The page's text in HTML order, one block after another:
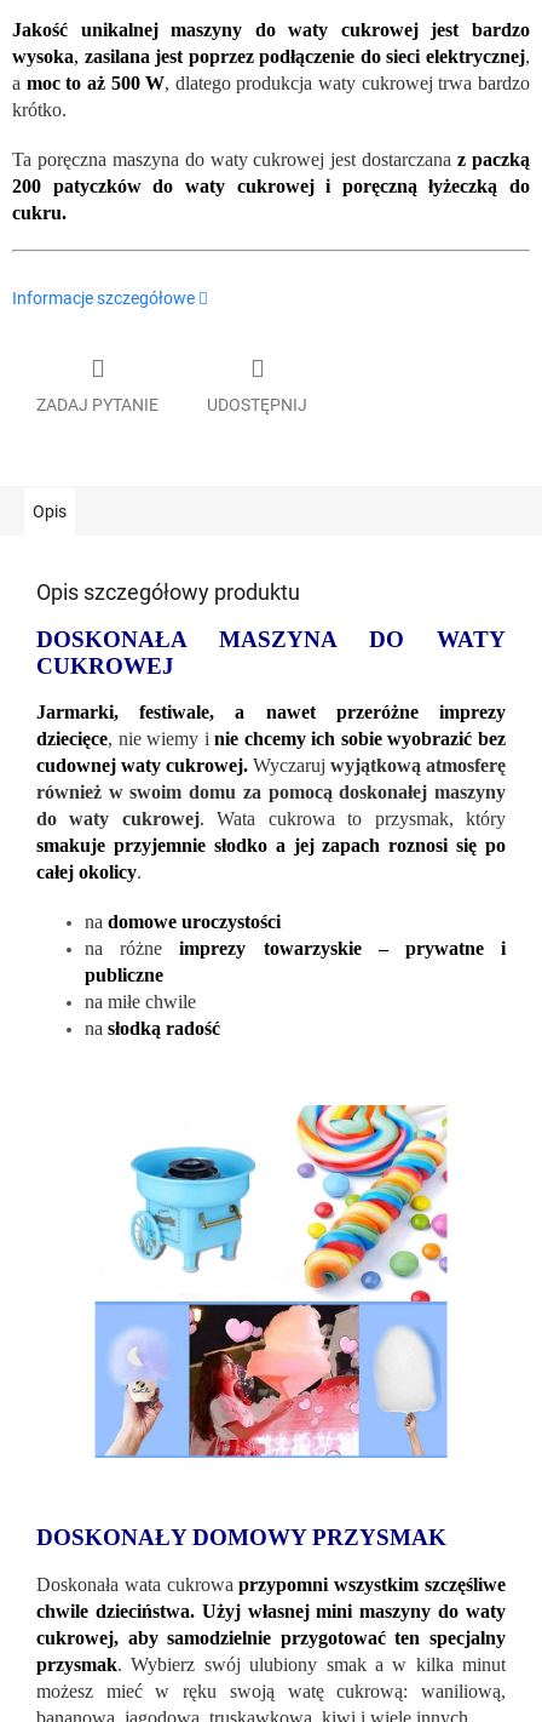
Jakość unikalnej maszyny do waty cukrowej jest bardzo
wysoka, zasilana jest poprzez podłączenie do sieci elektrycznej,
a moc to aż 500 W, dlatego produkcja waty cukrowej trwa bardzo
krótko.
Ta poręczna maszyna do waty cukrowej jest dostarczana z paczką
200 patyczków do waty cukrowej i poręczną łyżeczką do
cukru.
Informacje szczegółowe
ZADAJ PYTANIE UDOSTĘPNIJ
Opis
Opis szczegółowy produktu
DOSKONAŁA MASZYNA DO WATY
CUKROWEJ
Jarmarki, festiwale, a nawet przeróżne imprezy
dziecięce, nie wiemy inie chcemy ich sobie wyobrazić bez
cudownej waty cukrowej. Wyczaruj wyjątkową atmosferę
również w swoim domu za pomocą doskonałej maszyny
do waty cukrowej. Wata cukrowa to przysmak, który
smakuje przyjemnie słodko a jej zapach roznosi się po
całej okolicy.
na domowe uroczystości
na różneimprezy towarzyskie – prywatne i
publiczne
na miłe chwile
na słodką radość
DOSKONAŁY DOMOWY PRZYSMAK
Doskonała wata cukrowaprzypomni wszystkim szczęśliwe
chwile dzieciństwa. Użyj własnej mini maszyny do waty
cukrowej, aby samodzielnie przygotować ten specjalny
przysmak. Wybierz swój ulubiony smak a w kilka minut
możesz mieć w ręku swoją watę cukrową: waniliową,
bananową, jagodową, truskawkową, kiwi i wiele innych.